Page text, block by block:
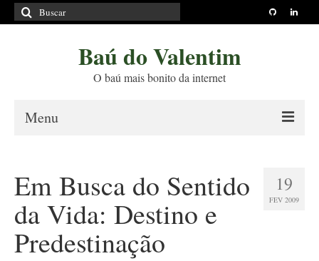
Buscar
por:
Baú do Valentim
O baú mais bonito da internet
Menu
Princípios Editoriais
Políticas e Termos
Livros
19
FEV 2009
Em Busca do Sentido
da Vida: Destino e
Predestinação